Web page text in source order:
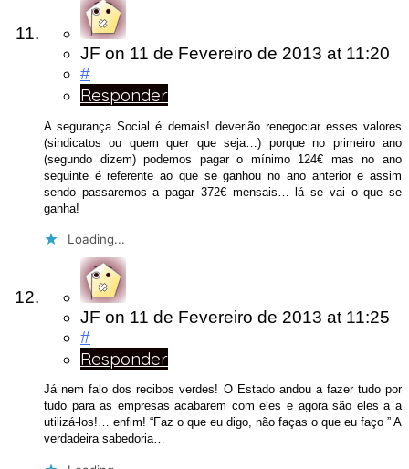
JF on 11 de Fevereiro de 2013 at 11:20
#
Responder
A segurança Social é demais! deverião renegociar esses valores
(sindicatos ou quem quer que seja…) porque no primeiro ano
(segundo dizem) podemos pagar o mínimo 124€ mas no ano
seguinte é referente ao que se ganhou no ano anterior e assim
sendo passaremos a pagar 372€ mensais… lá se vai o que se
ganha!
Loading...
JF on 11 de Fevereiro de 2013 at 11:25
#
Responder
Já nem falo dos recibos verdes! O Estado andou a fazer tudo por
tudo para as empresas acabarem com eles e agora são eles a a
utilizá-los!… enfim! “Faz o que eu digo, não faças o que eu faço ” A
verdadeira sabedoria…